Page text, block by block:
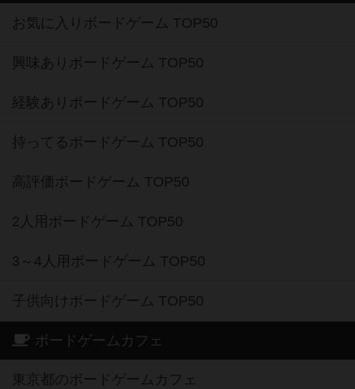
お気に入りボードゲーム TOP50
興味ありボードゲーム TOP50
経験ありボードゲーム TOP50
持ってるボードゲーム TOP50
高評価ボードゲーム TOP50
2人用ボードゲーム TOP50
3～4人用ボードゲーム TOP50
子供向けボードゲーム TOP50
ボードゲームカフェ
東京都のボードゲームカフェ